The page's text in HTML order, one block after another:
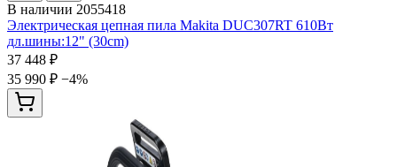
В наличии 2055418
Электрическая цепная пила Makita DUC307RT 610Вт
дл.шины:12" (30cm)
37 448 ₽
35 990 ₽ −4%